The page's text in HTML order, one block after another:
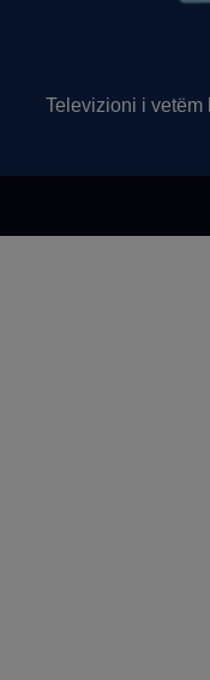
Televizioni i vetëm